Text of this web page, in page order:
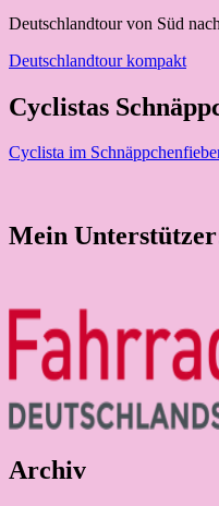
Deutschlandtour von Süd
Deutschlandtour kompakt
Cyclistas
Cyclista im
Mein
Archiv